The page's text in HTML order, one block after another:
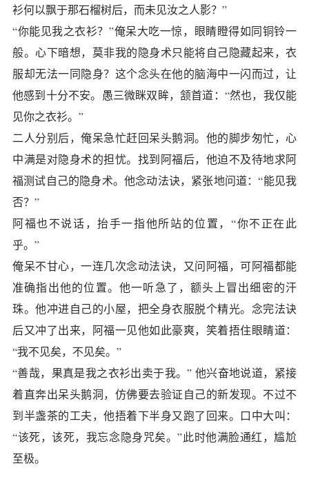
衫何以飘于那石榴树后，而未见汝之人影？”
“你能见我之衣衫？”俺呆大吃一惊，眼睛瞪得如同铜铃一
般。心下暗想，莫非我的隐身术只能将自己隐藏起来，衣
服却无法一同隐身？这个念头在他的脑海中一闪而过，让
他感到十分不安。愚三微眯双眸，颔首道：“然也，我仅能
见你之衣衫。”
二人分别后，俺呆急忙赶回呆头鹅洞。他的脚步匆忙，心
中满是对隐身术的担忧。找到阿福后，他迫不及待地求阿
福测试自己的隐身术。他念动法诀，紧张地问道：“能见我
否？”
阿福也不说话，抬手一指他所站的位置，“你不正在此
乎。”
俺呆不甘心，一连几次念动法诀，又问阿福，可阿福都能
准确指出他的位置。他一听急了，额头上冒出细密的汗
珠。他冲进自己的小屋，把全身衣服脱个精光。念完法诀
后又冲了出来，阿福一见他如此豪爽，笑着捂住眼睛道：
“我不见矣，不见矣。”
“善哉，果真是我之衣衫出卖于我。” 他兴奋地说道，紧接
着直奔出呆头鹅洞，仿佛要去验证自己的新发现。不过不
到半盏茶的工夫，他捂着下半身又跑了回来。口中大叫：
“该死，该死，我忘念隐身咒矣。”此时他满脸通红，尴尬
至极。